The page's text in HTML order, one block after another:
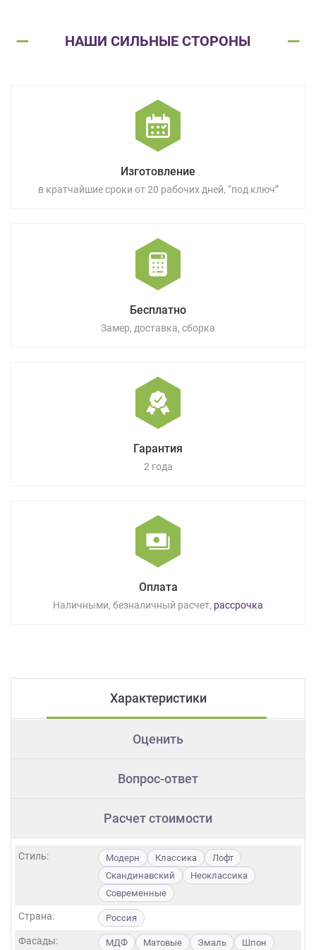
НАШИ СИЛЬНЫЕ СТОРОНЫ
Изготовление
в кратчайшие сроки от 20 рабочих дней, “под ключ”
Бесплатно
Замер, доставка, сборка
Гарантия
2 года
Оплата
Наличными, безналичный расчет, рассрочка
Характеристики
Оценить
Вопрос-ответ
Расчет стоимости
Стиль: Модерн Классика
Лофт
Скандинавский
Неоклассика
Современные
Страна: Россия
Фасады: МДФ Матовые Эмаль
Шпон